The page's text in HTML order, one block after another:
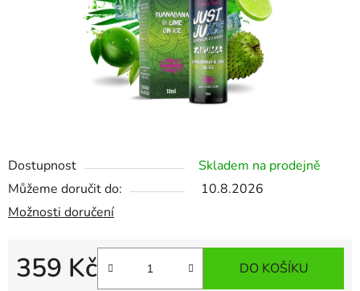
Dostupnost
Skladem na prodejně
Můžeme doručit do:
10.8.2026
Možnosti doručení
359 Kč DO KOŠÍKU